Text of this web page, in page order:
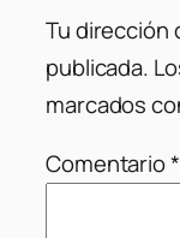
Tu dirección
publicada.
marcados
Comentario*